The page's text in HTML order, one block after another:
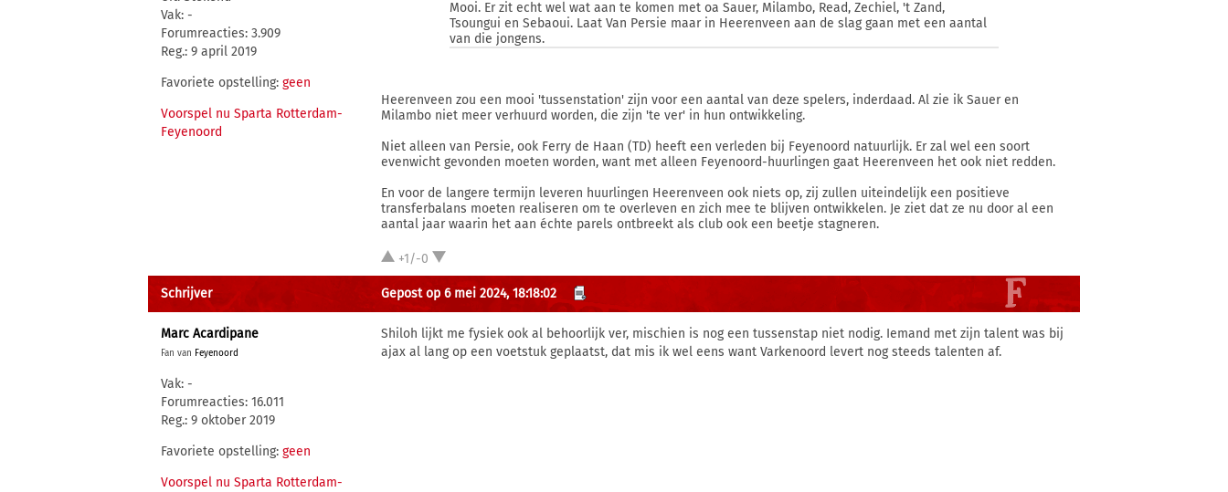
Vak: -
Forumreacties: 3.909
Reg.: 9 april 2019
Favoriete opstelling: geen
Voorspel nu Sparta Rotterdam-
Feyenoord
Mooi. Er zit echt wel wat aan te komen met oa Sauer, Milambo, Read, Zechiel, 't Zand,
Tsoungui en Sebaoui. Laat Van Persie maar in Heerenveen aan de slag gaan met een aantal
van die jongens.
Heerenveen zou een mooi 'tussenstation' zijn voor een aantal van deze spelers, inderdaad. Al zie ik Sauer en
Milambo niet meer verhuurd worden, die zijn 'te ver' in hun ontwikkeling.
Niet alleen van Persie, ook Ferry de Haan (TD) heeft een verleden bij Feyenoord natuurlijk. Er zal wel een soort
evenwicht gevonden moeten worden, want met alleen Feyenoord-huurlingen gaat Heerenveen het ook niet redden.
En voor de langere termijn leveren huurlingen Heerenveen ook niets op, zij zullen uiteindelijk een positieve
transferbalans moeten realiseren om te overleven en zich mee te blijven ontwikkelen. Je ziet dat ze nu door al een
aantal jaar waarin het aan échte parels ontbreekt als club ook een beetje stagneren.
+1/-0
Schrijver Gepost op 6 mei 2024, 18:18:02
Marc Acardipane
Fan van Feyenoord
Vak: -
Forumreacties: 16.011
Reg.: 9 oktober 2019
Favoriete opstelling: geen
Voorspel nu Sparta Rotterdam-
Shiloh lijkt me fysiek ook al behoorlijk ver, mischien is nog een tussenstap niet nodig. Iemand met zijn talent was bij
ajax al lang op een voetstuk geplaatst, dat mis ik wel eens want Varkenoord levert nog steeds talenten af.